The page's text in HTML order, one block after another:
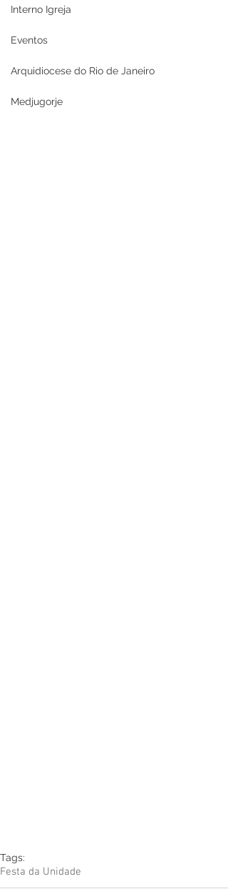
Interno Igreja
Eventos
Arquidiocese do Rio de Janeiro
Medjugorje
Tags:
Festa da Unidade